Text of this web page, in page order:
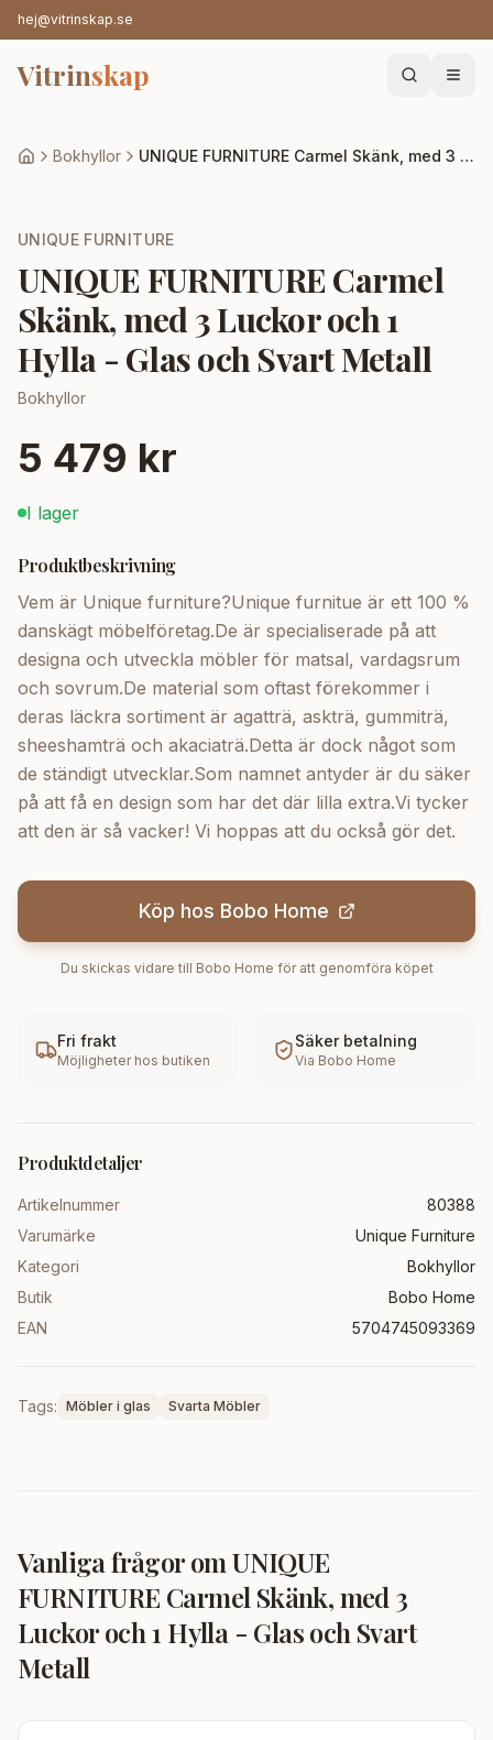
hej@vitrinskap.se
Vitrinskap
Bokhyllor UNIQUE FURNITURE Carmel Skänk, med 3 Luckor och 1 Hylla - Glas och Svart Metall
UNIQUE FURNITURE
UNIQUE FURNITURE Carmel
Skänk, med 3 Luckor och 1
Hylla - Glas och Svart Metall
Bokhyllor
5 479 kr
I lager
Produktbeskrivning
Vem är Unique furniture?Unique furnitue är ett 100 %
danskägt möbelföretag.De är specialiserade på att
designa och utveckla möbler för matsal, vardagsrum
och sovrum.De material som oftast förekommer i
deras läckra sortiment är agatträ, askträ, gummiträ,
sheeshamträ och akaciaträ.Detta är dock något som
de ständigt utvecklar.Som namnet antyder är du säker
på att få en design som har det där lilla extra.Vi tycker
att den är så vacker! Vi hoppas att du också gör det.
Köp hos Bobo Home
Du skickas vidare till Bobo Home för att genomföra köpet
Fri frakt
Möjligheter hos butiken
Säker betalning
Via Bobo Home
Produktdetaljer
Artikelnummer
80388
Varumärke
Unique Furniture
Kategori
Bokhyllor
Butik
Bobo Home
EAN
5704745093369
Tags: Möbler i glas Svarta Möbler
Vanliga frågor omUNIQUE
FURNITURE Carmel Skänk, med 3
Luckor och 1 Hylla - Glas och Svart
Metall